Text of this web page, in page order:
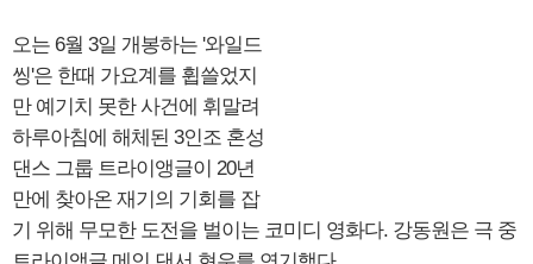
오는 6월 3일 개봉하는 '와일드
씽'은 한때 가요계를 휩쓸었지
만 예기치 못한 사건에 휘말려
하루아침에 해체된 3인조 혼성
댄스 그룹 트라이앵글이 20년
만에 찾아온 재기의 기회를 잡
기 위해 무모한 도전을 벌이는 코미디 영화다. 강동원은 극 중